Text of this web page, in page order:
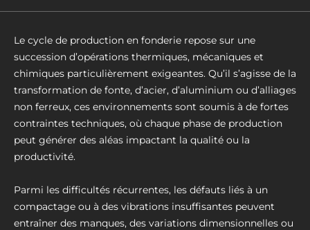
Le cycle de production en fonderie repose sur une
succession d’opérations thermiques, mécaniques et
chimiques particulièrement exigeantes. Qu’il s’agisse de la
transformation de fonte, d’acier, d’aluminium ou d’alliages
non ferreux, ces environnements sont soumis à de fortes
contraintes techniques, où chaque phase de production
peut générer des aléas impactant la qualité ou la
productivité.
Parmi les difficultés récurrentes, les défauts liés à un
compactage ou à des vibrations insuffisantes peuvent
entraîner des manques, des variations dimensionnelles ou